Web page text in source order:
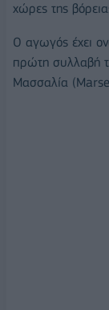
χώρες της
Ο αγωγός έχει
πρώτη συλλαβή
Μασσαλία